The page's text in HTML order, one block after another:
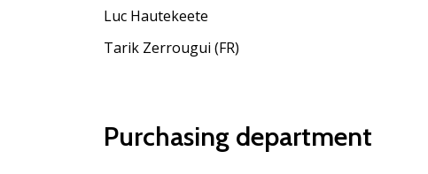
Luc Hautekeete
Tarik Zerrougui (FR)
Purchasing department